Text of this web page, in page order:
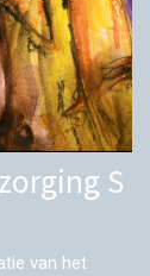
S
van het